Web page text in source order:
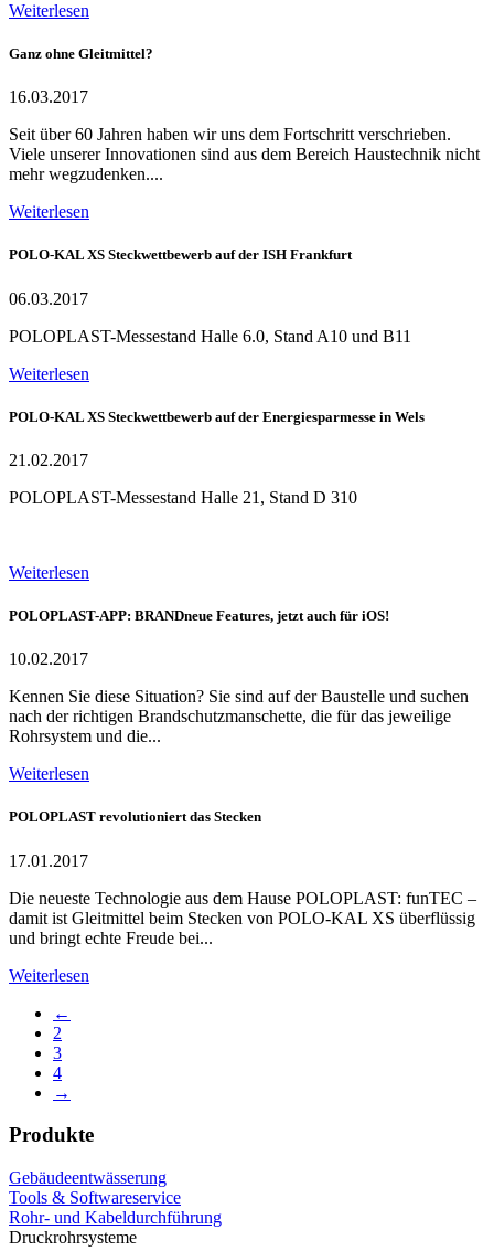
Weiterlesen
Ganz ohne Gleitmittel?
16.03.2017
Seit über 60 Jahren haben wir uns dem Fortschritt verschrieben.
Viele unserer Innovationen sind aus dem Bereich Haustechnik nicht
mehr wegzudenken....
Weiterlesen
POLO-KAL XS Steckwettbewerb auf der ISH Frankfurt
06.03.2017
POLOPLAST-Messestand Halle 6.0, Stand A10 und B11
Weiterlesen
POLO-KAL XS Steckwettbewerb auf der Energiesparmesse in Wels
21.02.2017
POLOPLAST-Messestand Halle 21, Stand D 310
Weiterlesen
POLOPLAST-APP: BRANDneue Features, jetzt auch für iOS!
10.02.2017
Kennen Sie diese Situation? Sie sind auf der Baustelle und suchen
nach der richtigen Brandschutzmanschette, die für das jeweilige
Rohrsystem und die...
Weiterlesen
POLOPLAST revolutioniert das Stecken
17.01.2017
Die neueste Technologie aus dem Hause POLOPLAST: funTEC –
damit ist Gleitmittel beim Stecken von POLO-KAL XS überflüssig
und bringt echte Freude bei...
Weiterlesen
←
2
3
4
→
Produkte
Gebäudeentwässerung
Tools & Softwareservice
Rohr- und Kabeldurchführung
Druckrohrsysteme